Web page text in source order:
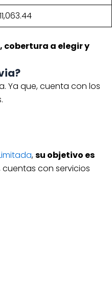
cobertura a elegir y
Ya que, cuenta con los
,su objetivo es
cuentas con servicios